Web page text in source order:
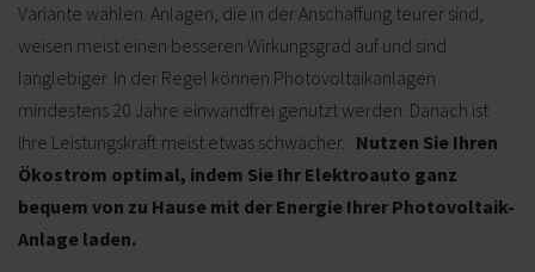
Variante wählen. Anlagen, die in der Anschaffung teurer sind,
weisen meist einen besseren Wirkungsgrad auf und sind
langlebiger. In der Regel können Photovoltaikanlagen
mindestens 20 Jahre einwandfrei genutzt werden. Danach ist
Ihre Leistungskraft meist etwas schwächer. Nutzen Sie Ihren
Ökostrom optimal, indem Sie Ihr Elektroauto ganz
bequem von zu Hause mit der Energie Ihrer Photovoltaik-
Anlage laden.